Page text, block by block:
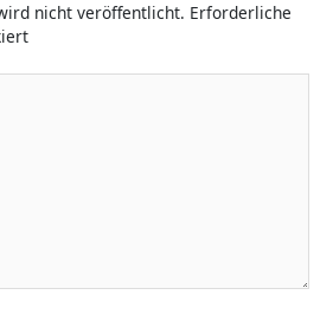
nicht veröffentlicht. Erforderliche